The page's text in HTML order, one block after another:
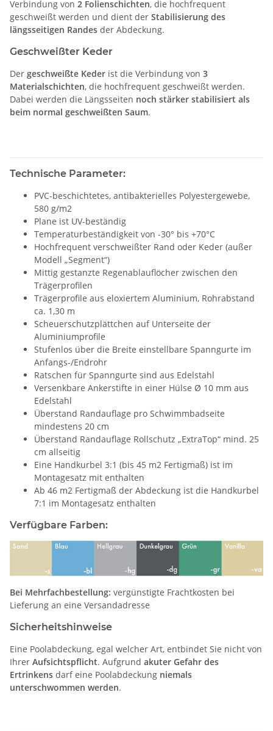
Verbindung von 2 Folienschichten, die hochfrequent
geschweißt werden und dient der Stabilisierung des
längsseitigen Randes der Abdeckung.
Geschweißter Keder
Der geschweißte Keder ist die Verbindung von 3
Materialschichten, die hochfrequent geschweißt werden.
Dabei werden die Längsseiten noch stärker stabilisiert als
beim normal geschweißten Saum.
Technische Parameter:
PVC-beschichtetes, antibakterielles Polyestergewebe,
580 g/m2
Plane ist UV-beständig
Temperaturbeständigkeit von -30° bis +70°C
Hochfrequent verschweißter Rand oder Keder (außer
Modell „Segment“)
Mittig gestanzte Regenablauflöcher zwischen den
Trägerprofilen
Trägerprofile aus eloxiertem Aluminium, Rohrabstand
ca. 1,30 m
Scheuerschutzplättchen auf Unterseite der
Aluminiumprofile
Stufenlos über die Breite einstellbare Spanngurte im
Anfangs-/Endrohr
Ratschen für Spanngurte sind aus Edelstahl
Versenkbare Ankerstifte in einer Hülse Ø 10 mm aus
Edelstahl
Überstand Randauflage pro Schwimmbadseite
mindestens 20 cm
Überstand Randauflage Rollschutz „ExtraTop“ mind. 25
cm allseitig
Eine Handkurbel 3:1 (bis 45 m2 Fertigmaß) ist im
Montagesatz mit enthalten
Ab 46 m2 Fertigmaß der Abdeckung ist die Handkurbel
7:1 im Montagesatz enthalten
Verfügbare Farben:
Bei Mehrfachbestellung: vergünstigte Frachtkosten bei
Lieferung an eine Versandadresse
Sicherheitshinweise
Eine Poolabdeckung, egal welcher Art, entbindet Sie nicht von
Ihrer Aufsichtspflicht. Aufgrund akuter Gefahr des
Ertrinkens darf eine Poolabdeckung niemals
unterschwommen werden.